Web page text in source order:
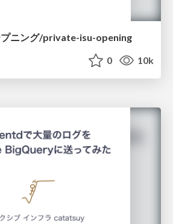
プニング/private-isu-opening
0 10k